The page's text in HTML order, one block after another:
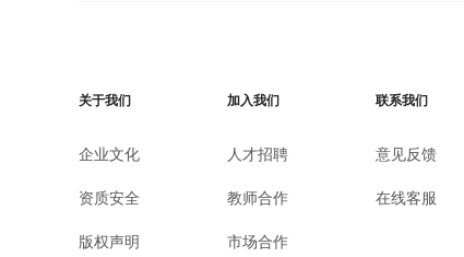
关于我们
企业文化
资质安全
版权声明
加入我们
人才招聘
教师合作
市场合作
联系我们
意见反馈
在线客服